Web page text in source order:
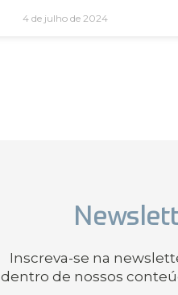
4 de julho de 2024
Inscreva-se na
dentro de nossos